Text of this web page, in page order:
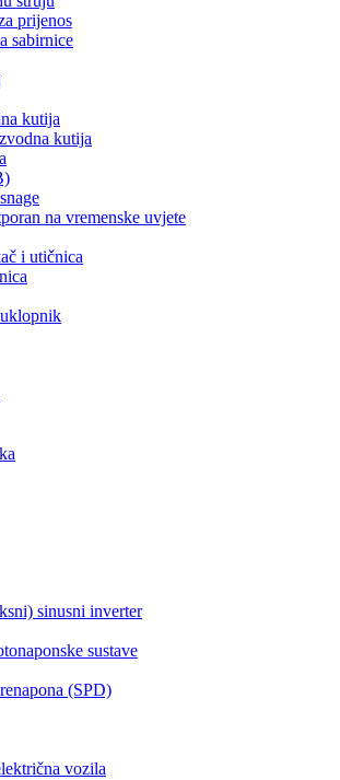
prijenos
sabirnice
kutija
kutija
na vremenske uvjete
i utičnica
sinusni inverter
sustave
(SPD)
vozila